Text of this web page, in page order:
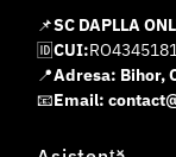
📌SC DAPLLA
🆔CUI:
📍Adresa: Bihor,
📧Email: